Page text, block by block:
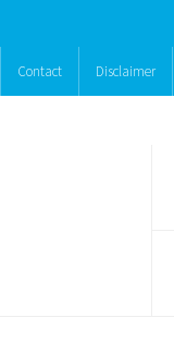
Contact Disclaimer